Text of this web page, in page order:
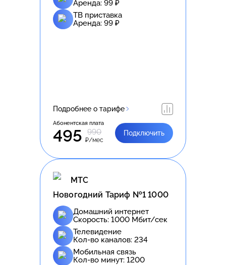
Аренда: 99 ₽
ТВ приставка
Аренда: 99 ₽
Подробнее о тарифе
Абонентская плата
495 990
₽/мес
Подключить
МТС
Новогодний Тариф №1 1000
Домашний интернет
Скорость: 1000 Мбит/сек
Телевидение
Кол-во каналов: 234
Мобильная связь
Кол-во минут: 1200